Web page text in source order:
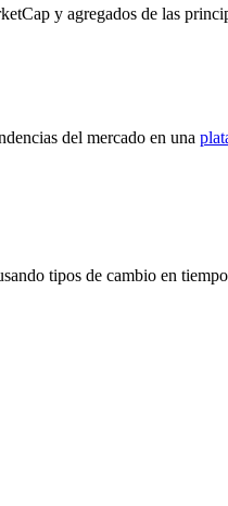
y agregados de las
del mercado en una
tipos de cambio en